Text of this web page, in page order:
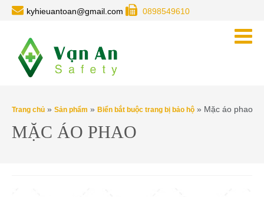
kyhieuantoan@gmail.com 0898549610
Trang chủ » Sản phẩm » Biển bắt buộc trang bị bảo hộ » Mặc áo phao
MẶC ÁO PHAO